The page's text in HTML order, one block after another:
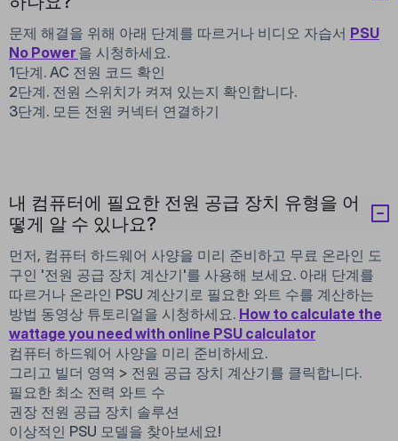
문제 해결을 위해 아래 단계를 따르거나 비디오 자습서 PSU
No Power 을 시청하세요.
1단계. AC 전원 코드 확인
2단계. 전원 스위치가 켜져 있는지 확인합니다.
3단계. 모든 전원 커넥터 연결하기
내 컴퓨터에 필요한 전원 공급 장치 유형을 어
떻게 알 수 있나요?
먼저, 컴퓨터 하드웨어 사양을 미리 준비하고 무료 온라인 도
구인 '전원 공급 장치 계산기'를 사용해 보세요. 아래 단계를
따르거나 온라인 PSU 계산기로 필요한 와트 수를 계산하는
방법 동영상 튜토리얼을 시청하세요. How to calculate the
wattage you need with online PSU calculator
컴퓨터 하드웨어 사양을 미리 준비하세요.
그리고 빌더 영역 > 전원 공급 장치 계산기를 클릭합니다.
필요한 최소 전력 와트 수
권장 전원 공급 장치 솔루션
이상적인 PSU 모델을 찾아보세요!